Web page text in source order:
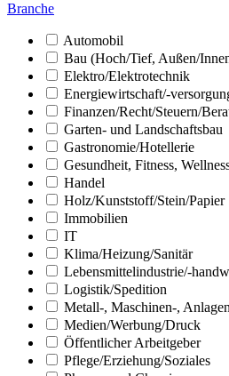
Branche
Automobil
Bau (Hoch/Tief, Außen/
Elektro/Elektrotechnik
Energiewirtschaft/-
Finanzen/Recht/Steuern/
Garten- und Landschaftsbau
Gastronomie/Hotellerie
Gesundheit, Fitness,
Handel
Holz/Kunststoff/Stein/Papier
Immobilien
IT
Klima/Heizung/Sanitär
Lebensmittelindustrie/-
Logistik/Spedition
Metall-, Maschinen-,
Medien/Werbung/Druck
Öffentlicher Arbeitgeber
Pflege/Erziehung/Soziales